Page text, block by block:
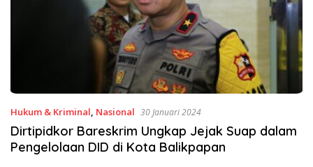
Hukum & Kriminal, Nasional 30 Januari 2024
Dirtipidkor Bareskrim Ungkap Jejak Suap dalam
Pengelolaan DID di Kota Balikpapan